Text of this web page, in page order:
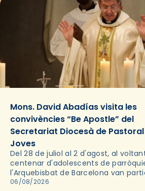
Mons. David Abadías visita les
convivències “Be Apostle” del
Secretariat Diocesà de
Joves
Del 28 de juliol al 2 d'agost, al
centenar d'adolescents de
l'Arquebisbat de Barcelona van
les convivències Be Apostle,
06/08/2026